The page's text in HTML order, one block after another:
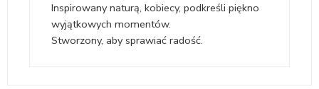
Inspirowany naturą, kobiecy, podkreśli piękno
wyjątkowych momentów.
Stworzony, aby sprawiać radość.